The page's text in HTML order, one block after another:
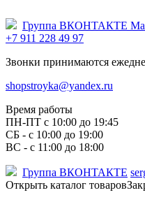
Группа ВКОНТАКТЕ
+7 911 228 49 97
Звонки принимаются
shopstroyka@yandex.ru
Время работы
ПН-ПТ c 10:00 до 19:45
СБ - с 10:00 до 19:00
ВС - с 11:00 до 18:00
Группа ВКОНТАКТЕ
Открыть каталог товаров